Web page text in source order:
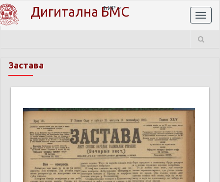
Дигитална БМС
ЋИР
Застава